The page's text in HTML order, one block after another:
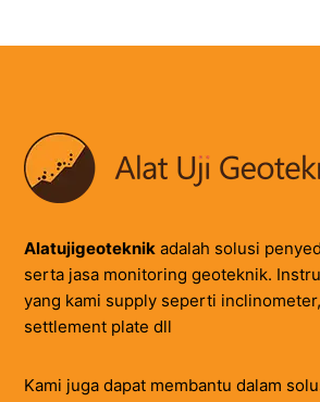
Alatujigeoteknikadalah solusi
serta jasa monitoring geoteknik.
yang kami supply seperti
settlement plate dll
Kami juga dapat membantu dalam